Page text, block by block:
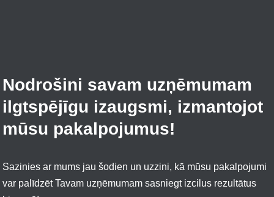
Nodrošini savam uzņēmumam
ilgtspējīgu izaugsmi, izmantojot
mūsu pakalpojumus!
Sazinies ar mums jau šodien un uzzini, kā mūsu pakalpojumi
var palīdzēt Tavam uzņēmumam sasniegt izcilus rezultātus